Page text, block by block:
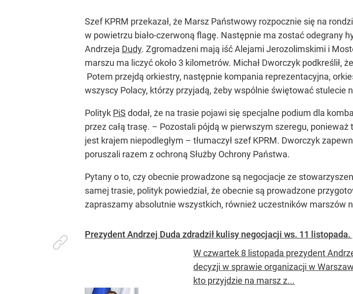
Szef KPRM przekazał, że Marsz Państwowy rozpocznie się na
w powietrzu biało-czerwoną flagę. Następnie ma zostać odegrany
Andrzeja Dudy. Zgromadzeni mają iść Alejami Jerozolimskimi i
marszu ma liczyć około 3 kilometrów. Michał Dworczyk
Potem przejdą orkiestry, następnie kompania reprezentacyjna,
wszyscy Polacy, którzy przyjadą, żeby wspólnie świętować stulecie
Polityk PiS dodał, że na trasie pojawi się specjalne podium dla
przez całą trasę. – Pozostali pójdą w pierwszym szeregu,
jest krajem niepodległym – tłumaczył szef KPRM. Dworczyk
poruszali razem z ochroną Służby Ochrony Państwa.
Pytany o to, czy obecnie prowadzone są negocjacje ze
samej trasie, polityk powiedział, że obecnie są prowadzone
zapraszamy absolutnie wszystkich, również uczestników marszów
Prezydent Andrzej Duda zdradził kulisy negocjacji ws. 11
W czwartek 8 listopada prezydent
decyzji w sprawie organizacji w
kto przyjdzie na marsz z...